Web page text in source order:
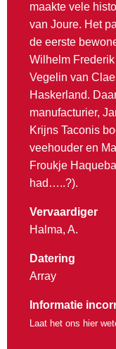
maakte vele
van Joure. Het
de eerste
Wilhelm
Vegelin van
Haskerland.
manufacturier,
Krijns Taconis
veehouder en
Froukje
had…..?).
Vervaardiger
Halma, A.
Datering
Array
Informatie
Laat het ons hier